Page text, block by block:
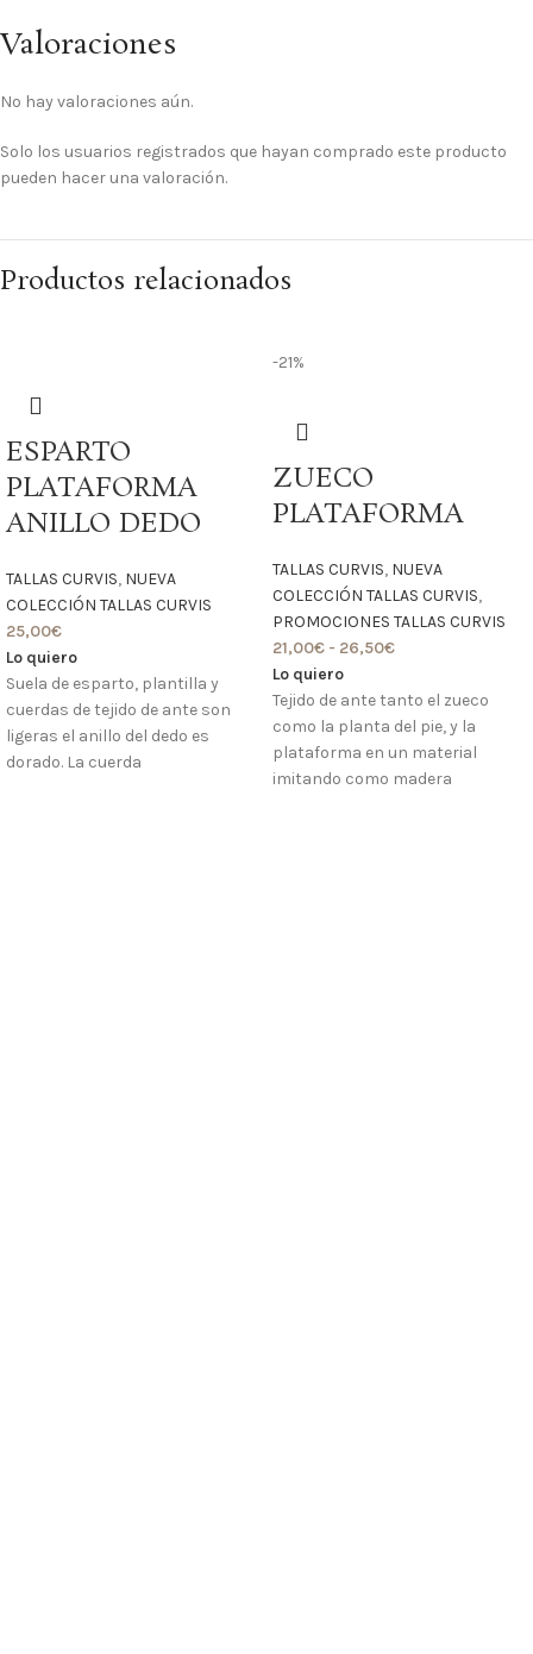
Valoraciones
No hay valoraciones aún.
Solo los usuarios registrados que hayan comprado este producto
pueden hacer una valoración.
Productos relacionados
ESPARTO
PLATAFORMA
ANILLO DEDO
TALLAS CURVIS, NUEVA
COLECCIÓN TALLAS CURVIS
25,00€
Lo quiero
Suela de esparto, plantilla y
cuerdas de tejido de ante son
ligeras el anillo del dedo es
dorado. La cuerda
-21%
ZUECO
PLATAFORMA
TALLAS CURVIS, NUEVA
COLECCIÓN TALLAS CURVIS,
PROMOCIONES TALLAS CURVIS
21,00€ - 26,50€
Lo quiero
Tejido de ante tanto el zueco
como la planta del pie, y la
plataforma en un material
imitando como madera